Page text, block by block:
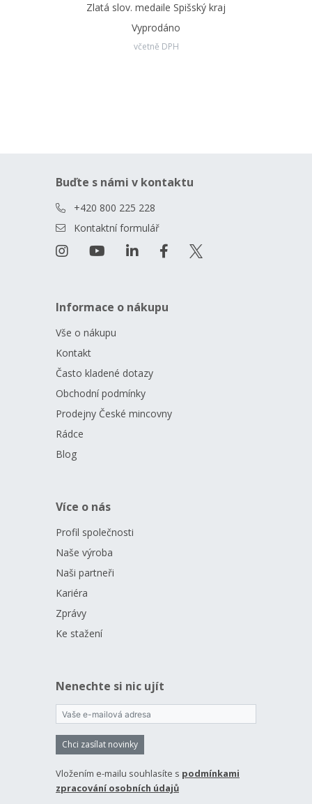
Zlatá slov. medaile Spišský kraj
Vyprodáno
včetně DPH
Buďte s námi v kontaktu
+420 800 225 228
Kontaktní formulář
Informace o nákupu
Vše o nákupu
Kontakt
Často kladené dotazy
Obchodní podmínky
Prodejny České mincovny
Rádce
Blog
Více o nás
Profil společnosti
Naše výroba
Naši partneři
Kariéra
Zprávy
Ke stažení
Nenechte si nic ujít
Chci zasílat novinky
Vložením e-mailu souhlasíte s podmínkami
zpracování osobních údajů